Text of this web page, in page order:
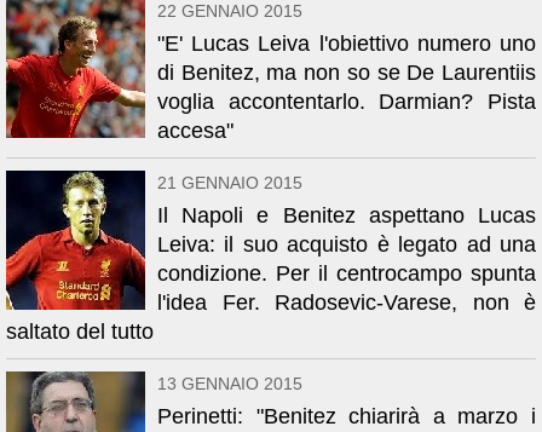
22 GENNAIO 2015
"E' Lucas Leiva l'obiettivo numero uno
di Benitez, ma non so se De Laurentiis
voglia accontentarlo. Darmian? Pista
accesa"
21 GENNAIO 2015
Il Napoli e Benitez aspettano Lucas
Leiva: il suo acquisto è legato ad una
condizione. Per il centrocampo spunta
l'idea Fer. Radosevic-Varese, non è
saltato del tutto
13 GENNAIO 2015
Perinetti: "Benitez chiarirà a marzo i